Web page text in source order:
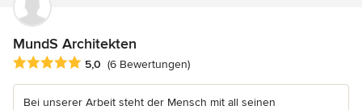
MundS Architekten
Durchschnittliche Bewertung: 5 von 5 Sternen
5,0 (6 Bewertungen)
Bei unserer Arbeit steht der Mensch mit all seinen